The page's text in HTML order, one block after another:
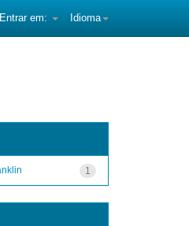
Idioma
Entrar em:
1